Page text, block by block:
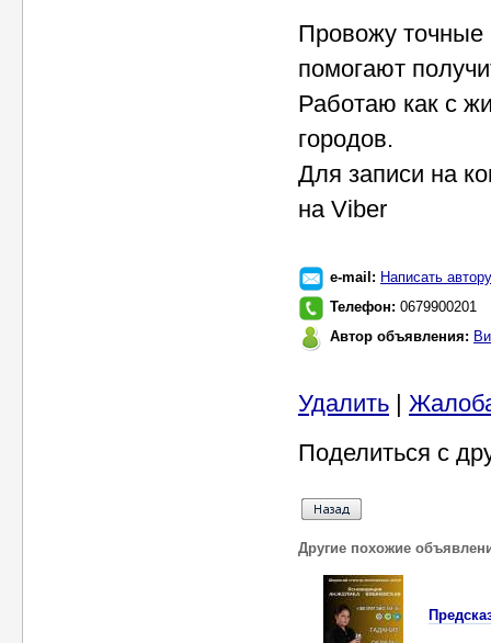
Провожу точные
помогают
Работаю как с
городов.
Для записи на
на Viber
e-mail: Написать автору
Телефон: 0679900201
Автор объявления:
Удалить |
Поделиться с
Другие похожие